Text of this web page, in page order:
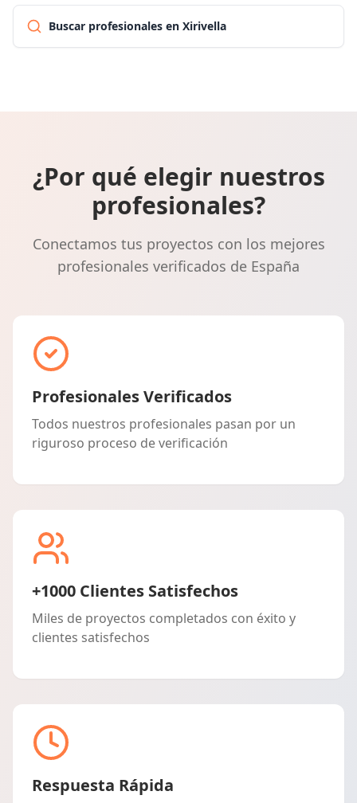
Buscar profesionales en Xirivella
¿Por qué elegir nuestros
profesionales?
Conectamos tus proyectos con los mejores
profesionales verificados de España
Profesionales Verificados
Todos nuestros profesionales pasan por un
riguroso proceso de verificación
+1000 Clientes Satisfechos
Miles de proyectos completados con éxito y
clientes satisfechos
Respuesta Rápida